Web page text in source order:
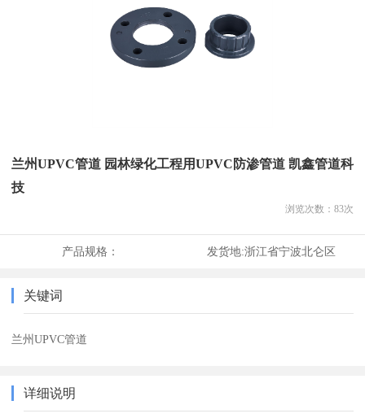
兰州UPVC管道 园林绿化工程用UPVC防渗管道 凯鑫管道科
技
浏览次数： 83次
产品规格： 发货地:浙江省宁波北仑区
关键词
兰州UPVC管道
详细说明